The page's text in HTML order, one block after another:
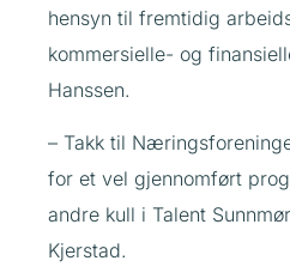
hensyn til fremtidig
kommersielle- og
Hanssen.
– Takk til
for et vel gjennomført
andre kull i Talent
Kjerstad.